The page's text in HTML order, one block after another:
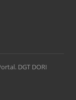
DGT DORI